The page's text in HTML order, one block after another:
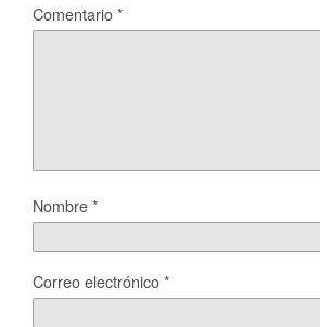
Comentario*
Nombre*
Correo electrónico*